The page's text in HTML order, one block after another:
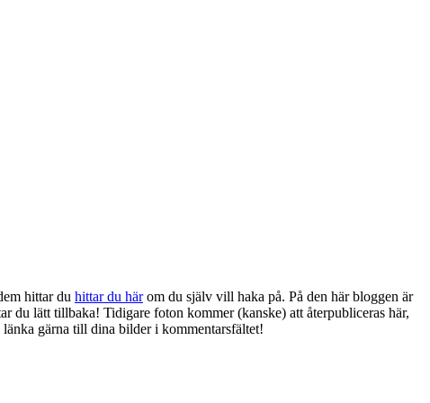
hittar du hittar du härom du själv vill haka på. På den här bloggen är
du lätt tillbaka! Tidigare foton kommer (kanske) att återpubliceras här,
gärna till dina bilder i kommentarsfältet!